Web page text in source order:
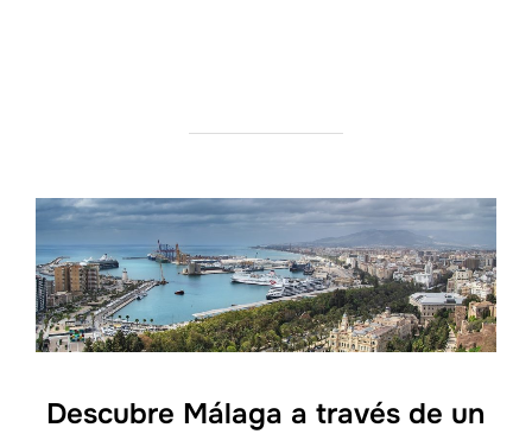
Descubre Málaga a través de un